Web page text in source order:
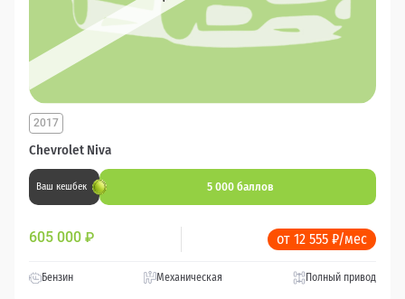
Chevrolet Niva
2017
Ваш кешбек 5 000 баллов
605 000 ₽ от 12 555 ₽/мес
Бензин Механическая Полный привод